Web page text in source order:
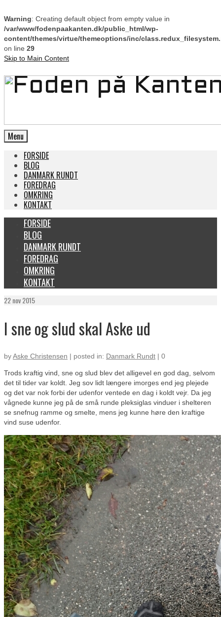
Warning: Creating default object from empty value in
/var/www/fodenpaakanten.dk/public_html/wp-
content/themes/virtue/themeoptions/inc/
on line 29
Skip to Main Content
Menu
FORSIDE
BLOG
DANMARK RUNDT
FOREDRAG
OMKRING
KONTAKT
FORSIDE
BLOG
DANMARK RUNDT
FOREDRAG
OMKRING
KONTAKT
22nov 2015
I sne og slud skal Aske ud
byAske Christensen | posted in: Danmark Rundt | 0
Trods kraftig vind, sne og slud blev det alligevel en god dag, selvom
det til tider var koldt. Jeg sov lidt længere imorges end jeg plejede
og det var nok forbi der udenfor ventede en dag i koldt vejr. Da jeg
vågnede kunne jeg på de små runde pleksiglas vinduer i shelteren
se snefnug ramme og smelte, mens jeg kunne høre den kraftige
vind suse udenfor.